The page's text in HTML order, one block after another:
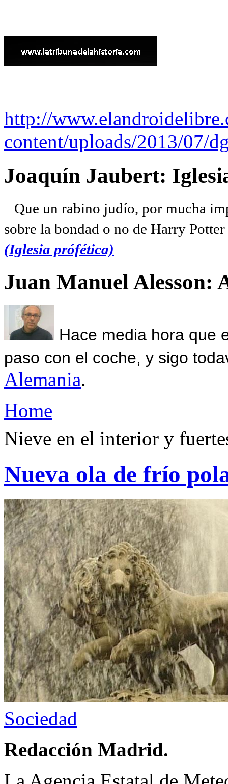
http://
content/uploads/2013/07/
Joaquín Jaubert:
Que un rabino judío, por mucha
sobre la bondad o no de Harry
(Iglesia prófética)
Juan Manuel Alesson:
Hace media hora que
paso con el coche, y sigo
Alemania.
Home
Nieve en el interior y
Nueva ola de frío
Sociedad
Redacción Madrid.